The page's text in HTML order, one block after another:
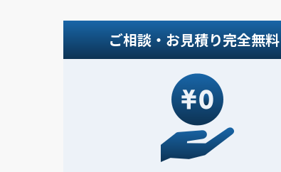
ご相談・お見積り完全無料